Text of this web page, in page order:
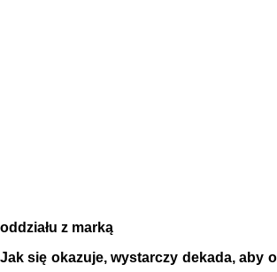
oddziału z marką
Jak się okazuje, wystarczy dekada, aby